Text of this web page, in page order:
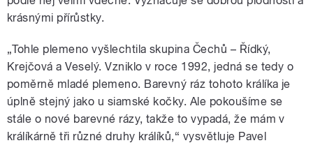
krásnými přírůstky.
„Tohle plemeno vyšlechtila skupina Čechů – Řídký,
Krejčová a Veselý. Vzniklo v roce 1992, jedná se tedy o
poměrně mladé plemeno. Barevný ráz tohoto králíka je
úplně stejný jako u siamské kočky. Ale pokoušíme se
stále o nové barevné rázy, takže to vypadá, že mám v
králíkárně tři různé druhy králíků,“ vysvětluje Pavel